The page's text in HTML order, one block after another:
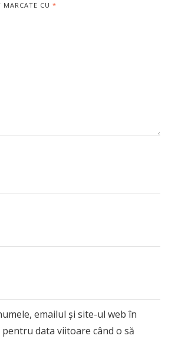
CU *
emailul și site-ul web în
data viitoare când o să